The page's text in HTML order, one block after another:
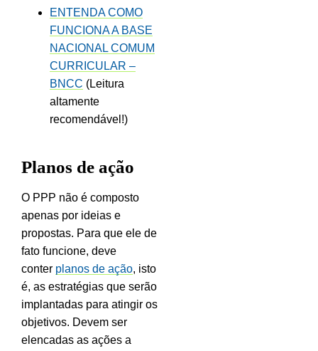
ENTENDA COMO
FUNCIONA A BASE
NACIONAL COMUM
CURRICULAR –
BNCC (Leitura
altamente
recomendável!)
Planos de ação
O PPP não é composto
apenas por ideias e
propostas. Para que ele de
fato funcione, deve
conter planos de ação, isto
é, as estratégias que serão
implantadas para atingir os
objetivos. Devem ser
elencadas as ações a